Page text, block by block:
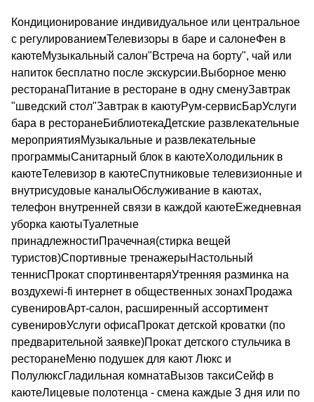
Кондиционирование индивидуальное или центральное
с регулированиемТелевизоры в баре и салонеФен в
каютеМузыкальный салон"Встреча на борту", чай или
напиток бесплатно после экскурсии.Выборное меню
ресторанаПитание в ресторане в одну сменуЗавтрак
"шведский стол"Завтрак в каютуРум-сервисБарУслуги
бара в ресторанеБиблиотекаДетские развлекательные
мероприятияМузыкальные и развлекательные
программыСанитарный блок в каютеХолодильник в
каютеТелевизор в каютеСпутниковые телевизионные и
внутрисудовые каналыОбслуживание в каютах,
телефон внутренней связи в каждой каютеЕжедневная
уборка каютыТуалетные
принадлежностиПрачечная(стирка вещей
туристов)Спортивные тренажерыНастольный
теннисПрокат спортинвентаряУтренняя разминка на
воздухеwi-fi интернет в общественных зонахПродажа
сувенировАрт-салон, расширенный ассортимент
сувенировУслуги офисаПрокат детской кроватки (по
предварительной заявке)Прокат детского стульчика в
ресторанеМеню подушек для кают Люкс и
ПолулюксГладильная комнатаВызов таксиСейф в
каютеЛицевые полотенца - смена каждые 3 дня или по